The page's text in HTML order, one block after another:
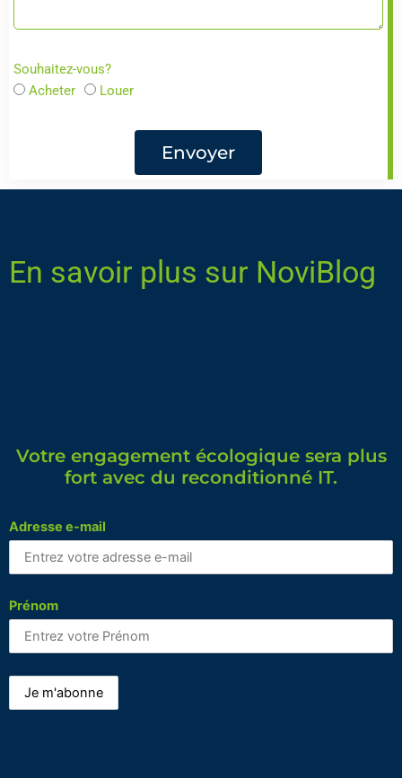
Souhaitez-vous?
Acheter
Louer
Envoyer
En savoir plus sur NoviBlog
Votre engagement écologique sera plus
fort avec du reconditionné IT.
Adresse e-mail
Prénom